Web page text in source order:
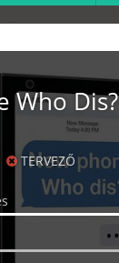
Who Dis?
TERVEZŐ